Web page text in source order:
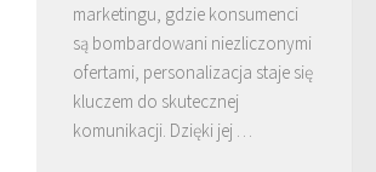
marketingu, gdzie konsumenci
są bombardowani niezliczonymi
ofertami, personalizacja staje się
kluczem do skutecznej
komunikacji. Dzięki jej …